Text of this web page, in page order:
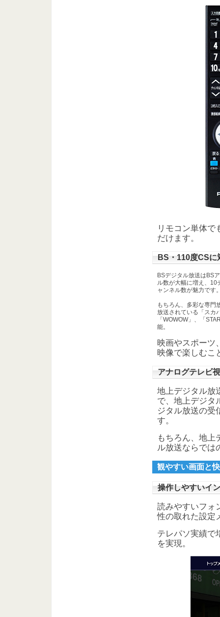
リモコン単体で
だけます。
BS・110度CSに
BSデジタル放送はBS
ル数が大幅に増え、10
ャンネル数が魅力です
もちろん、多彩な専門
放送されている「スカ
「WOWOW」、「
能。
映画やスポーツ
映像で楽しむこ
アナログテレビ
地上デジタル放
で、地上デジタ
ジタル放送の受
す。
もちろん、地上
ル放送ならでは
観やすい画面と
操作しやすいイ
読みやすいフォ
性の取れた設定
テレパソ実績で
を実現。